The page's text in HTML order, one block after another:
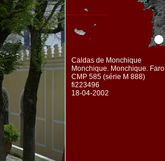
Caldas de Monchique
Monchique. Monchique. Faro
CMP 585 (série M 888)
fi223496
18-04-2002